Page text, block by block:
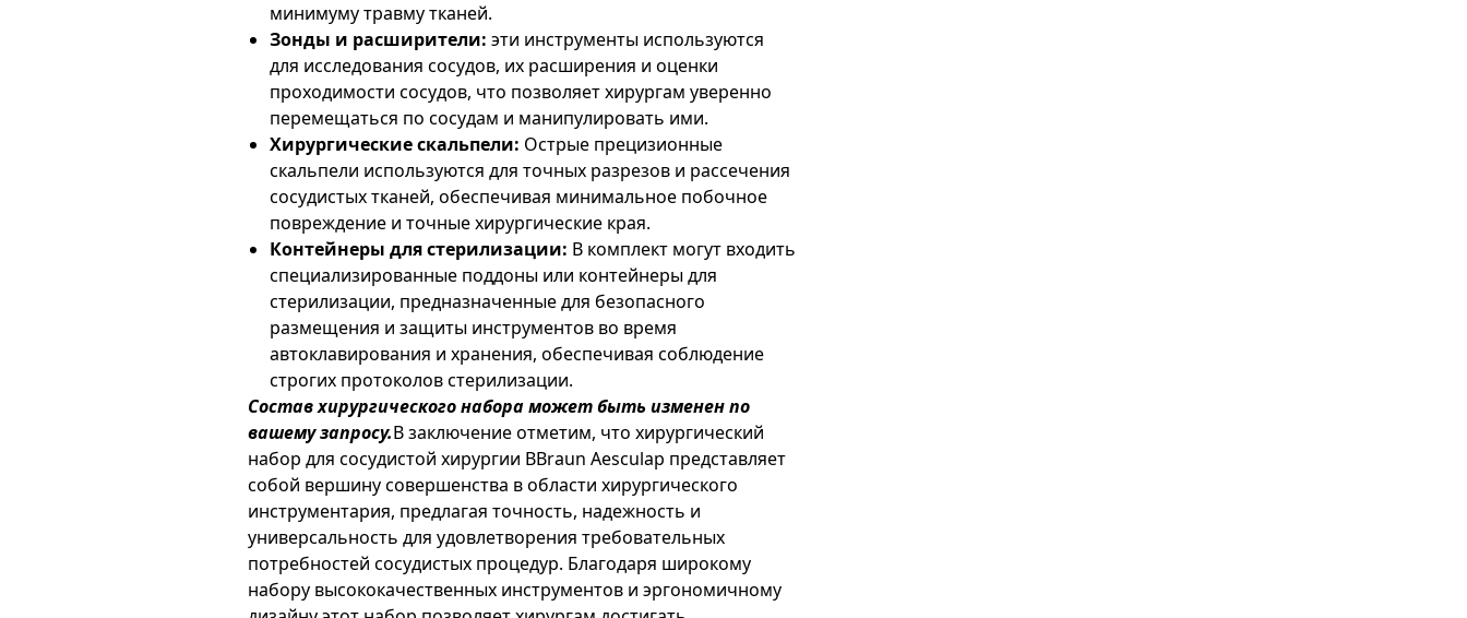
минимуму травму тканей.
Зонды и расширители: эти инструменты используются
для исследования сосудов, их расширения и оценки
проходимости сосудов, что позволяет хирургам уверенно
перемещаться по сосудам и манипулировать ими.
Хирургические скальпели: Острые прецизионные
скальпели используются для точных разрезов и рассечения
сосудистых тканей, обеспечивая минимальное побочное
повреждение и точные хирургические края.
Контейнеры для стерилизации: В комплект могут входить
специализированные поддоны или контейнеры для
стерилизации, предназначенные для безопасного
размещения и защиты инструментов во время
автоклавирования и хранения, обеспечивая соблюдение
строгих протоколов стерилизации.
Состав хирургического набора может быть изменен по
вашему запросу.В заключение отметим, что хирургический
набор для сосудистой хирургии BBraun Aesculap представляет
собой вершину совершенства в области хирургического
инструментария, предлагая точность, надежность и
универсальность для удовлетворения требовательных
потребностей сосудистых процедур. Благодаря широкому
набору высококачественных инструментов и эргономичному